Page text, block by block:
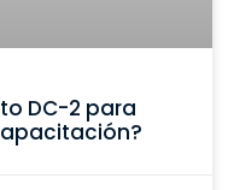
DC-2 para